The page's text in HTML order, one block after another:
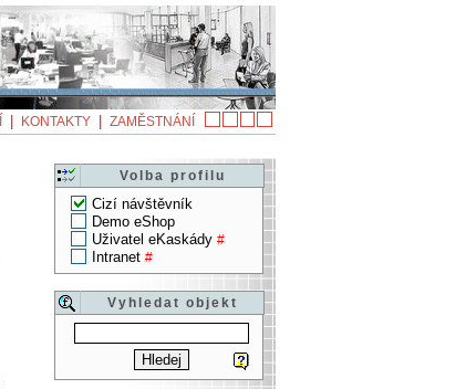
KONTAKTY ZAMĚSTNÁNÍ
Volba profilu
Cizí návštěvník
Demo eShop
Uživatel eKaskády #
Intranet #
Vyhledat objekt